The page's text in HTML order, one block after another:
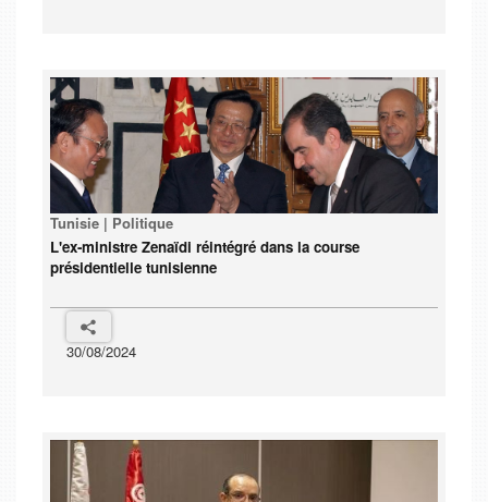
Tunisie | Politique
L'ex-ministre Zenaïdi réintégré dans la course
présidentielle tunisienne
30/08/2024